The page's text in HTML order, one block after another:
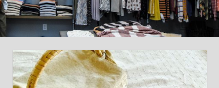
由
に
表
現
し
よ
う！